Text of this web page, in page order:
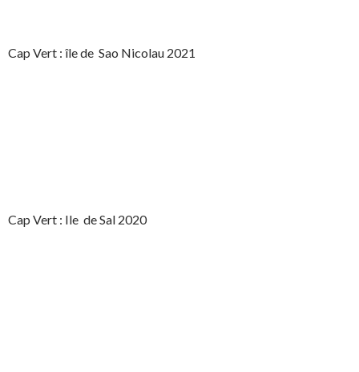
Cap Vert : île de Sao Nicolau 2021
Cap Vert : Ile de Sal 2020